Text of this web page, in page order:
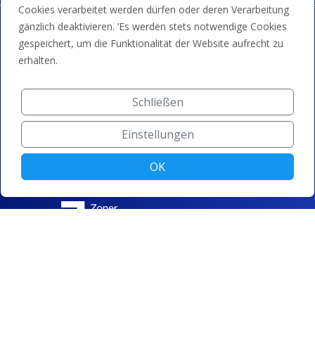
Cookies verarbeitet werden dürfen oder deren Verarbeitung
gänzlich deaktivieren. ’Es werden stets notwendige Cookies
gespeichert, um die Funktionalität der Website aufrecht zu
erhalten.
Schließen
Einstellungen
OK